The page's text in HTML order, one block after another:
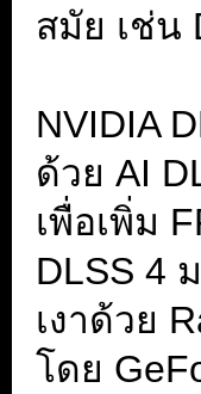
สมัย เช่น
NVIDIA
ด้วย AI
เพื่อเพิ่ม
DLSS 4
เงาด้วย
โดย